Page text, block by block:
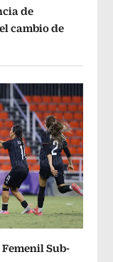
de
cambio de
Femenil Sub-